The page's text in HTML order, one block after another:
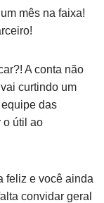
mês na faixa!
A conta não
curtindo um
das
o útil ao
feliz e você ainda
convidar geral